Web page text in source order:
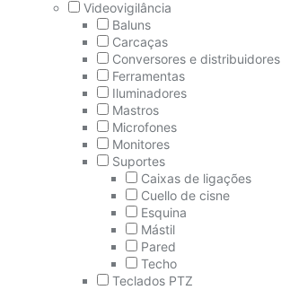
Videovigilância
Baluns
Carcaças
Conversores e distribuidores
Ferramentas
Iluminadores
Mastros
Microfones
Monitores
Suportes
Caixas de ligações
Cuello de cisne
Esquina
Mástil
Pared
Techo
Teclados PTZ